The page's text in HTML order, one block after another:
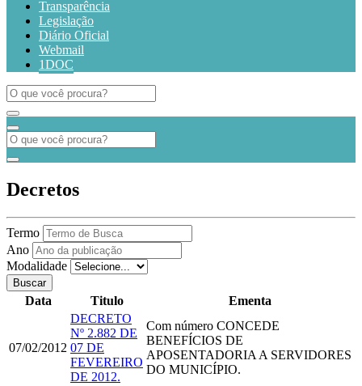
Transparência
Legislação
Diário Oficial
Webmail
1DOC
Decretos
Termo
Ano
Modalidade
Buscar
Data Titulo Ementa
07/02/2012
DECRETO
Nº 2.882 DE
07 DE
FEVEREIRO
DE 2012.
Com número CONCEDE
BENEFÍCIOS DE
APOSENTADORIA A SERVIDORES
DO MUNICÍPIO.